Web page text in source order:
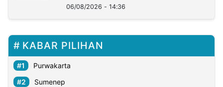
06/08/2026 - 14:36
KABAR PILIHAN
Purwakarta
Sumenep